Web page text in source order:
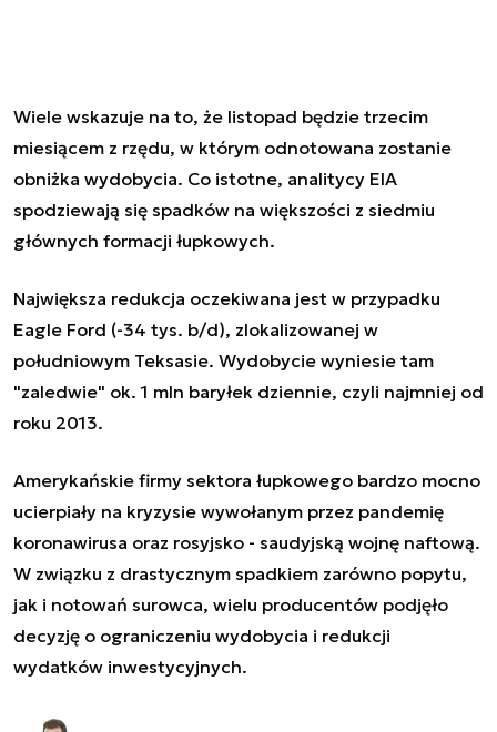
Wiele wskazuje na to, że listopad będzie trzecim
miesiącem z rzędu, w którym odnotowana zostanie
obniżka wydobycia. Co istotne, analitycy EIA
spodziewają się spadków na większości z siedmiu
głównych formacji łupkowych.
Największa redukcja oczekiwana jest w przypadku
Eagle Ford (-34 tys. b/d), zlokalizowanej w
południowym Teksasie. Wydobycie wyniesie tam
"zaledwie" ok. 1 mln baryłek dziennie, czyli najmniej od
roku 2013.
Amerykańskie firmy sektora łupkowego bardzo mocno
ucierpiały na kryzysie wywołanym przez pandemię
koronawirusa oraz rosyjsko - saudyjską wojnę naftową.
W związku z drastycznym spadkiem zarówno popytu,
jak i notowań surowca, wielu producentów podjęło
decyzję o ograniczeniu wydobycia i redukcji
wydatków inwestycyjnych.